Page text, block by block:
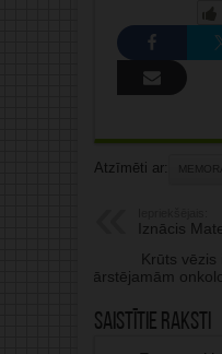
Atzīmēti ar:
Iznācis
Krūts vēzis
ārstējamām
Saistītie raksti